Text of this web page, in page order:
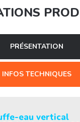
PRÉSENTATION
INFOS TECHNIQUES
eau vertical